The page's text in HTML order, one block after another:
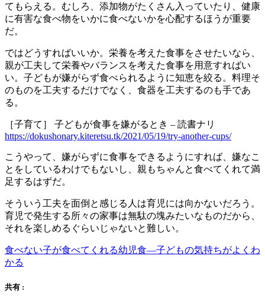
てもらえる。むしろ、添加物がたくさん入っていたり、健康
に有害な食べ物をいかに食べないかを心配するほうが重要
だ。
ではどうすればいいか。栄養を考えた食事をさせたいなら、
親が工夫して栄養やバランスを考えた食事を用意すればい
い。子どもが嫌がらず食べられるように知恵を絞る。料理そ
のものを工夫するだけでなく、食器を工夫するのも手であ
る。
［子育て］ 子どもが食事を嫌がるとき – 読書ナリ
https://dokushonary.kiteretsu.tk/2021/05/19/try-another-cups/
こうやって、嫌がらずに食事をできるようにすれば、嫌なこ
とをしているわけでもないし、親もちゃんと食べてくれて満
足するはずだ。
そういう工夫を面倒と感じる人は育児には向かないだろう。
育児で発生する所々の家事は無駄の塊みたいなものだから、
それを楽しめるぐらいじゃないと難しい。
食べない子が食べてくれる幼児食―子どもの気持ちがよくわ
かる
共有 :